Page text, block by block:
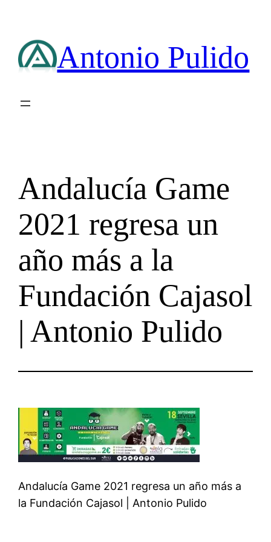
contenido Antonio Pulido
Andalucía Game
2021 regresa un
año más a la
Fundación Cajasol
| Antonio Pulido
Andalucía Game 2021 regresa un año más a
la Fundación Cajasol | Antonio Pulido